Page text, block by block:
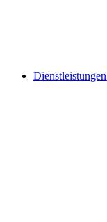
Dienstleistungen